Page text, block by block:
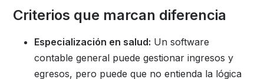
Criterios que marcan diferencia
Especialización en salud: Un software
contable general puede gestionar ingresos y
egresos, pero puede que no entienda la lógica